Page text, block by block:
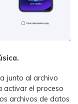
junto al archivo
activar el proceso
archivos de datos